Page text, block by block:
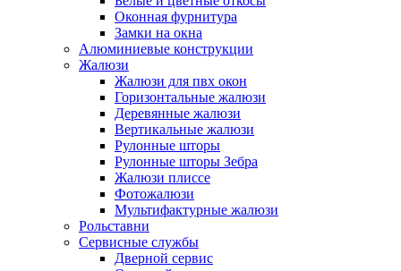
Оконная фурнитура
Замки на окна
Алюминиевые конструкции
Жалюзи
Жалюзи для пвх окон
Горизонтальные жалюзи
Деревянные жалюзи
Вертикальные жалюзи
Рулонные шторы
Рулонные шторы Зебра
Жалюзи плиссе
Фотожалюзи
Мультифактурные жалюзи
Рольставни
Сервисные службы
Дверной сервис